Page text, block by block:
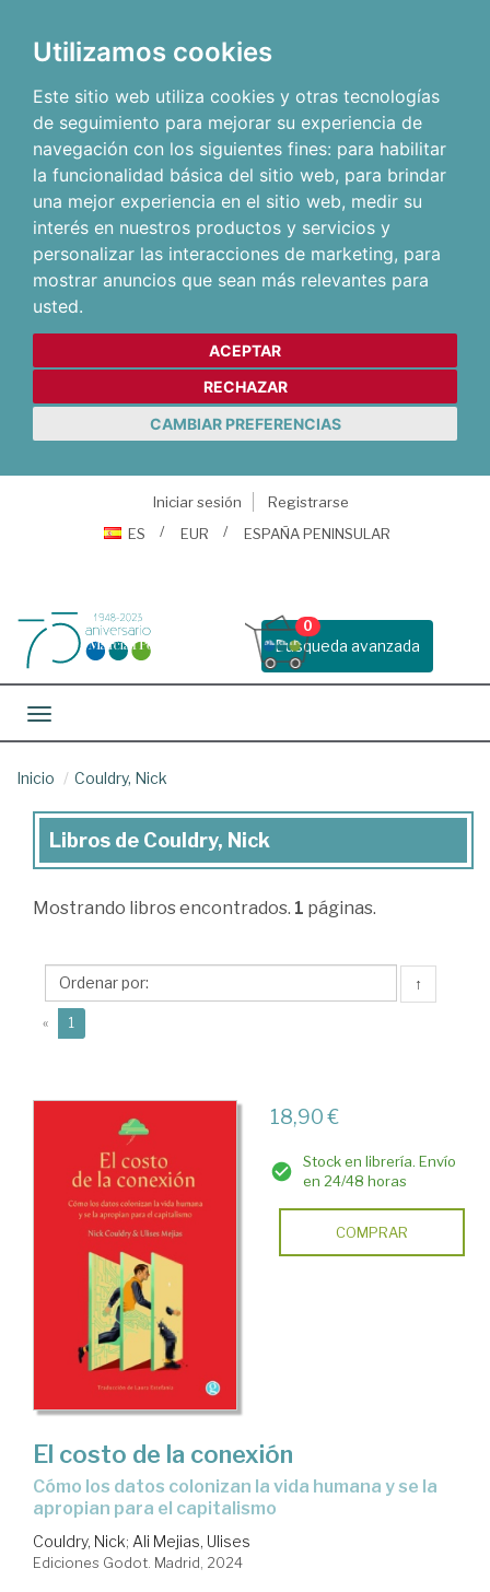
Utilizamos cookies
Este sitio web utiliza cookies y otras tecnologías
de seguimiento para mejorar su experiencia de
navegación con los siguientes fines: para habilitar
la funcionalidad básica del sitio web, para brindar
una mejor experiencia en el sitio web, medir su
interés en nuestros productos y servicios y
personalizar las interacciones de marketing, para
mostrar anuncios que sean más relevantes para
usted.
ACEPTAR
RECHAZAR
CAMBIAR PREFERENCIAS
Iniciar sesión
Registrarse
ES
EUR ESPAÑA PENINSULAR
Busqueda avanzada
0
Toggle navigation
Inicio Couldry, Nick
Libros
Couldry,
Libros de Couldry, Nick
Mostrando libros encontrados. 1 páginas.
↑
« 1
18,90 €
Stock en librería. Envío
en 24/48 horas
COMPRAR
El costo de la conexión
cómo los datos colonizan la vida humana y se la
apropian para el capitalismo
Couldry, Nick; Ali Mejias, Ulises
Ediciones Godot. Madrid, 2024